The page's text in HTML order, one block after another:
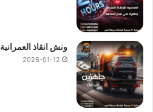
ونش انقاذ العمرانية
2026-01-12